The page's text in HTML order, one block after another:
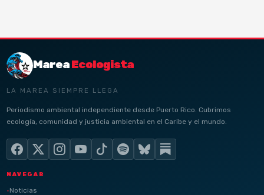
MareaEcologista
LA MAREA SIEMPRE LLEGA
Periodismo ambiental independiente desde Puerto Rico. Cubrimos
ecología, comunidad y justicia ambiental en el Caribe y el mundo.
NAVEGAR
Noticias